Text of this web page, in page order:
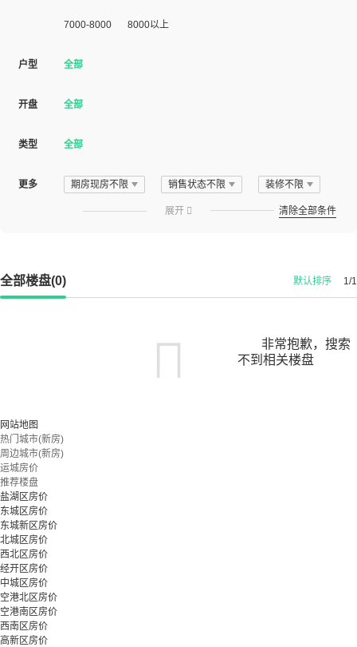
7000-8000 8000以上
户型 全部
开盘 全部
类型 全部
更多 期房现房不限 销售状态不限 装修不限
展开  清除全部条件
全部楼盘(0) 1/1
默认排序
非常抱歉，搜索
不到相关楼盘
网站地图
热门城市(新房)
周边城市(新房)
运城房价
推荐楼盘
盐湖区房价
东城区房价
东城新区房价
北城区房价
西北区房价
经开区房价
中城区房价
空港北区房价
空港南区房价
西南区房价
高新区房价